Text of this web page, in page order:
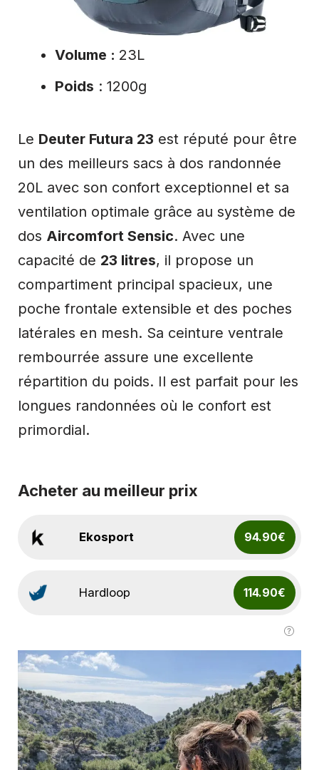
Volume : 23L
Poids : 1200g
Le Deuter Futura 23 est réputé pour être
un des meilleurs sacs à dos randonnée
20L avec son confort exceptionnel et sa
ventilation optimale grâce au système de
dos Aircomfort Sensic. Avec une
capacité de 23 litres, il propose un
compartiment principal spacieux, une
poche frontale extensible et des poches
latérales en mesh. Sa ceinture ventrale
rembourrée assure une excellente
répartition du poids. Il est parfait pour les
longues randonnées où le confort est
primordial.
Acheter au meilleur prix
Ekosport 94.90€
Hardloop 114.90€